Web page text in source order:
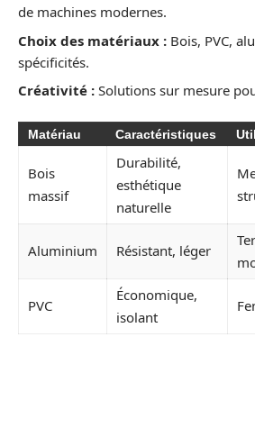
de machines modernes.
Choix des matériaux : Bois, PVC,
spécificités.
Créativité : Solutions sur mesure
Matériau Caractéristiques
Bois
massif
Durabilité,
esthétique
naturelle
Aluminium Résistant, léger
PVC
Économique,
isolant